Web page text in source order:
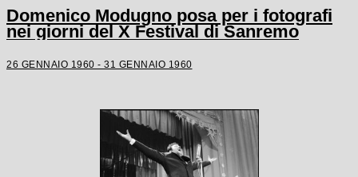
Domenico Modugno posa per i fotografi
nei giorni del X Festival di Sanremo
26 GENNAIO 1960 - 31 GENNAIO 1960